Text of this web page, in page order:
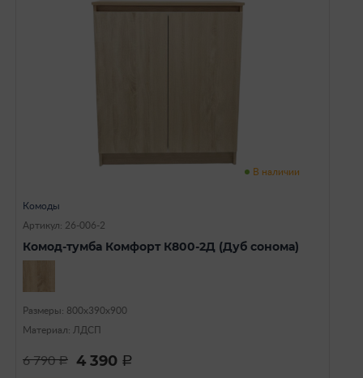
В наличии
Комоды
Артикул: 26-006-2
Комод-тумба Комфорт К800-2Д (Дуб сонома)
Размеры: 800х390х900
Материал: ЛДСП
6 790a 4 390 a